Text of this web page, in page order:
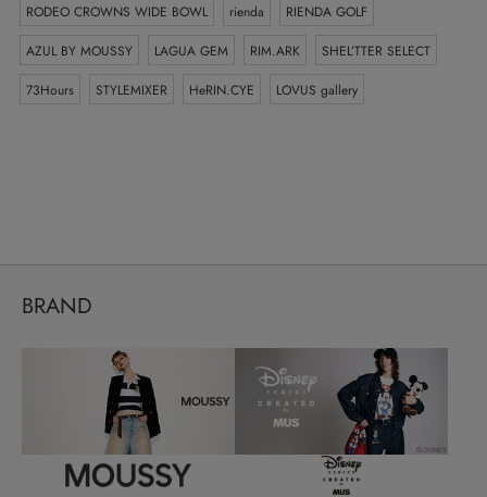
RODEO CROWNS WIDE BOWL
rienda
RIENDA GOLF
AZUL BY MOUSSY
LAGUA GEM RIM.ARK
SHEL’TTER SELECT
73Hours
STYLEMIXER HeRIN.CYE LOVUS gallery
BRAND